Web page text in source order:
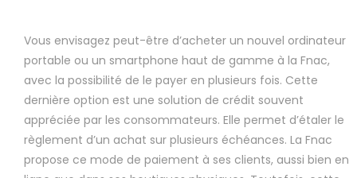
Vous envisagez peut-être d’acheter un nouvel ordinateur
portable ou un smartphone haut de gamme à la Fnac,
avec la possibilité de le payer en plusieurs fois. Cette
dernière option est une solution de crédit souvent
appréciée par les consommateurs. Elle permet d’étaler le
règlement d’un achat sur plusieurs échéances. La Fnac
propose ce mode de paiement à ses clients, aussi bien en